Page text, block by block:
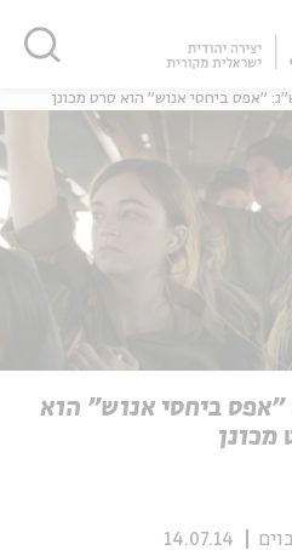
"אפס ביחסי אנוש" הוא סרט מכונן
"אפס ביחסי אנוש" הוא
מכונן
14.07.14